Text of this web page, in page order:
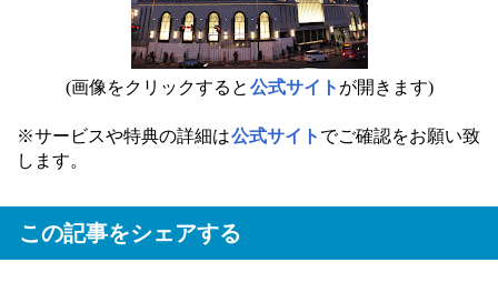
(画像をクリックすると 公式サイト が開きます)
※サービスや特典の詳細は公式サイト でご確認をお願い致
します。
この記事をシェアする